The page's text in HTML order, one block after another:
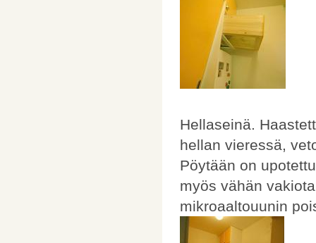
Hellaseinä.
hellan vieressä,
Pöytään on
myös vähän
mikroaaltouunin